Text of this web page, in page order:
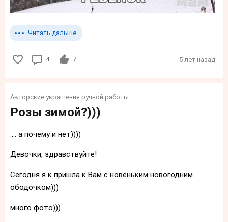
Читать дальше
4 7 5 лет назад
Авторские украшения ручной работы
Розы зимой?)))
.... а почему и нет))))
Девочки, здравствуйте!
Сегодня я к пришла к Вам с новеньким новогодним
ободочком)))
много фото)))